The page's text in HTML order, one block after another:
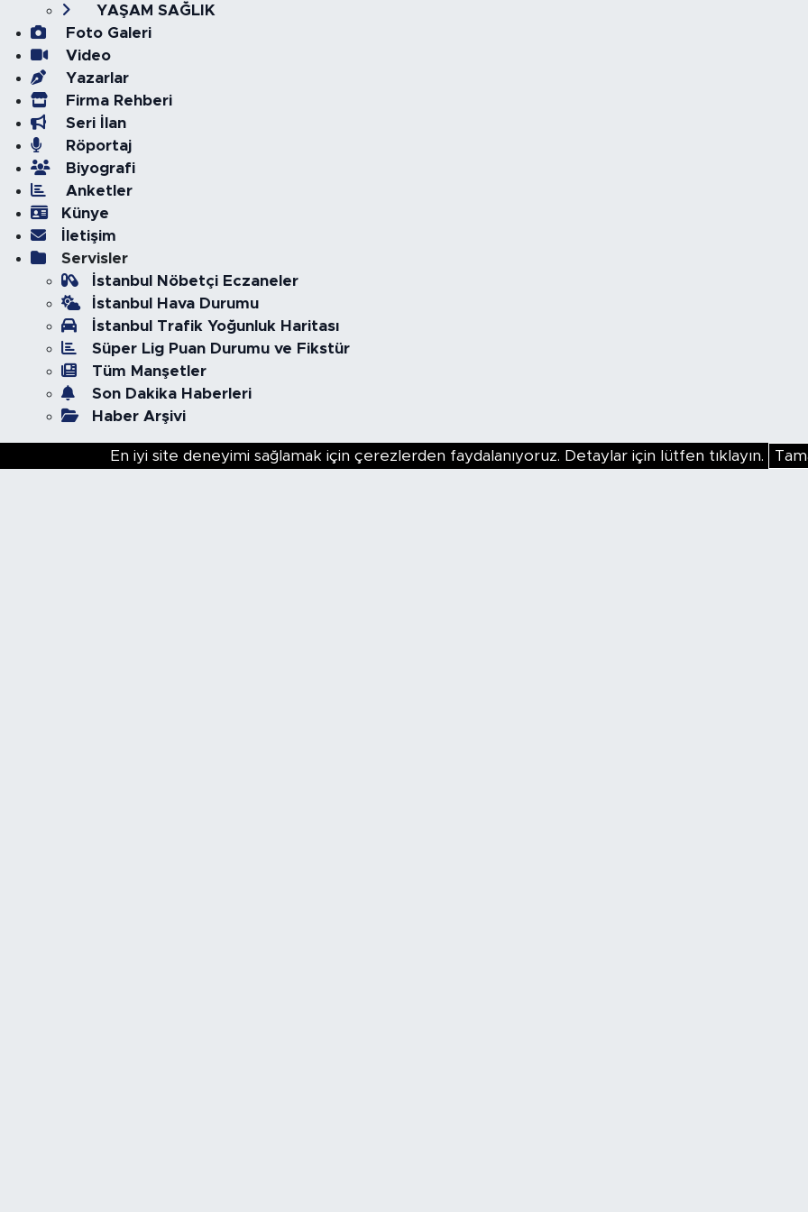
YAŞAM SAĞLIK
Foto Galeri
Video
Yazarlar
Firma Rehberi
Seri İlan
Röportaj
Biyografi
Anketler
Künye
İletişim
Servisler
İstanbul Nöbetçi Eczaneler
İstanbul Hava Durumu
İstanbul Trafik Yoğunluk Haritası
Süper Lig Puan Durumu ve Fikstür
Tüm Manşetler
Son Dakika Haberleri
Haber Arşivi
En iyi site deneyimi sağlamak için çerezlerden faydalanıyoruz. Detaylar için lütfen tıklayın.